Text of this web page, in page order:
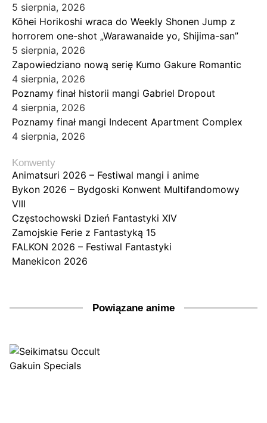
5 sierpnia, 2026
Kōhei Horikoshi wraca do Weekly Shonen Jump z
horrorem one-shot „Warawanaide yo, Shijima-san”
5 sierpnia, 2026
Zapowiedziano nową serię Kumo Gakure Romantic
4 sierpnia, 2026
Poznamy finał historii mangi Gabriel Dropout
4 sierpnia, 2026
Poznamy finał mangi Indecent Apartment Complex
4 sierpnia, 2026
Konwenty
Animatsuri 2026 – Festiwal mangi i anime
Bykon 2026 – Bydgoski Konwent Multifandomowy
VIII
Częstochowski Dzień Fantastyki XIV
Zamojskie Ferie z Fantastyką 15
FALKON 2026 – Festiwal Fantastyki
Manekicon 2026
Powiązane anime